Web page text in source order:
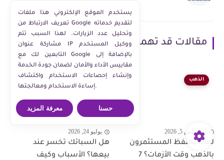
مقالات قد تهمك
الذهب
أغسطس 5, 2026
لماذا يحتفظ المستثمرون
بالذهب وقت الأزمات؟ 7
يوليو 24, 2026
هل السبائك تخسر عند
بيعها؟ الأسباب وكيف
يستخدم الموقع الإلكتروني هذا ملفات
تعريف الارتباط من Google لتقديم خدماته
وتحليل عدد الزيارات. لهذا السبب تتم
مشاركة عنوان IP ووكيل المستخدم
التابعين لك مع Google بالإضافة إلى
مقاييس الأداء والأمان لضمان جودة الخدمة
وإنشاء إحصاءات الاستخدام واكتشاف
إساءة الاستخدام ومعالجتها.
معرفة المزيد حسنا